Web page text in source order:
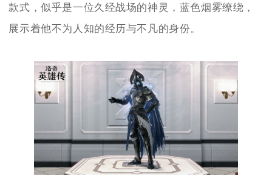
款式，似乎是一位久经战场的神灵，蓝色烟雾缭绕，
展示着他不为人知的经历与不凡的身份。